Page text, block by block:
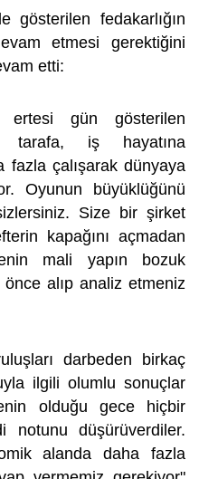
gösterilen fedakarlığın
etmesi gerektiğini
etti:
gün gösterilen
tarafa, iş hayatına
fazla çalışarak dünyaya
Oyunun büyüklüğünü
Size bir şirket
kapağını açmadan
mali yapın bozuk
alıp analiz etmeniz
darbeden birkaç
ilgili olumlu sonuçlar
olduğu gece hiçbir
notunu düşürüverdiler.
alanda daha fazla